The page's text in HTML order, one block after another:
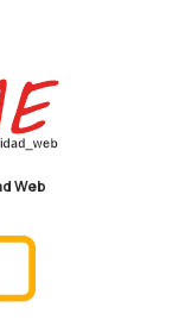
Web